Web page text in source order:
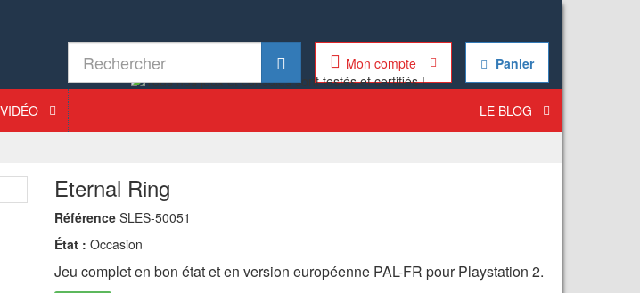
Panier
Mon compte
LE BLOG
Eternal Ring
Référence SLES-50051
État : Occasion
Jeu complet en bon état et en version européenne PAL-FR pour Playstation 2.